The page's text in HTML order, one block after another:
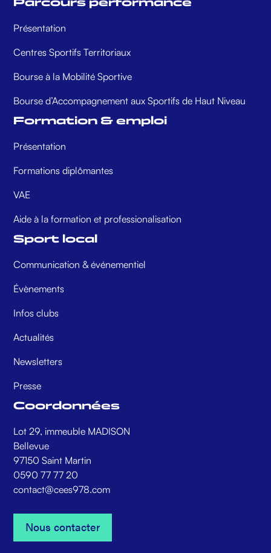
Présentation
Centres Sportifs Territoriaux
Bourse à la Mobilité Sportive
Bourse d’Accompagnement aux Sportifs de Haut Niveau
Formation & emploi
Présentation
Formations diplômantes
VAE
Aide à la formation et professionalisation
Sport local
Communication & événementiel
Évènements
Infos clubs
Actualités
Newsletters
Presse
Coordonnées
Lot 29, immeuble MADISON
Bellevue
97150 Saint Martin
0590 77 77 20
contact@cees978.com
Nous contacter
Nous contacter